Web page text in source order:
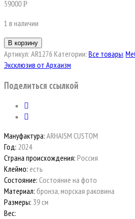
59000Р
1 в наличии
В корзину
Артикул: AR1276 Категории: Все товары,
Эксклюзив от Архаизм
Поделиться ссылкой
Мануфактура: ARHAISM CUSTOM
Год: 2024
Страна происхождения: Россия
Клеймо: есть
Состояние: Состояние на фото
Материал: бронза, морская раковина
Размеры: 39 см
Вес: